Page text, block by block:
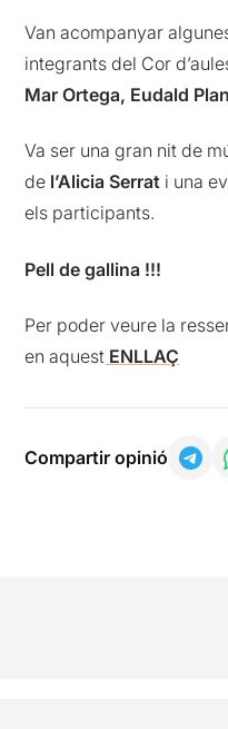
Van acompanyar
integrants del Cor
Mar Ortega, Eudald
Va ser una gran nit de
de l’Alicia Serrat i una
els participants.
Pell de gallina !!!
Per poder veure la
en aquest ENLLAÇ
Compartir opinió